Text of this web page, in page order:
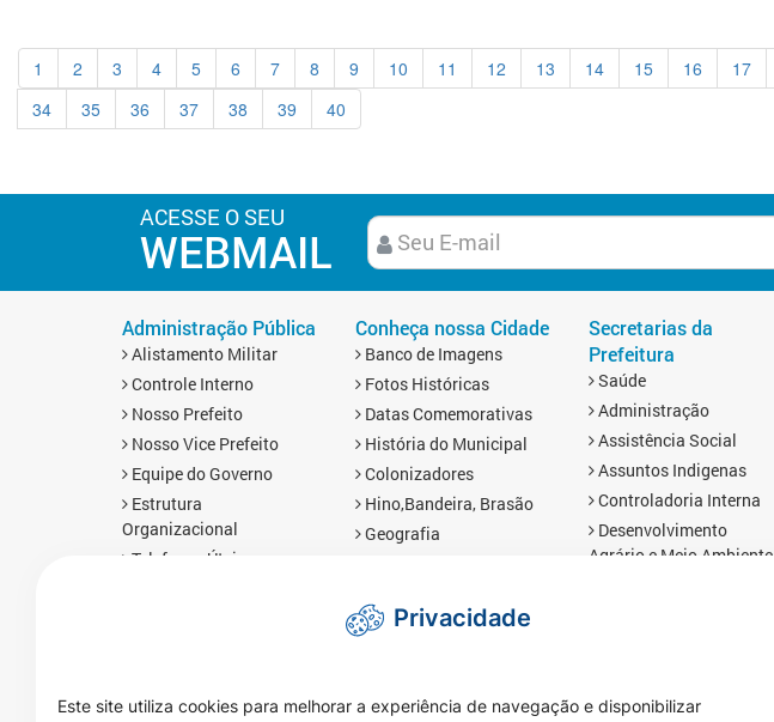
1 2 3 4 5 6 7 8 9 10 11 12 13 14 15 16 17
34
35 36 37 38 39 40
ACESSE O SEU
WEBMAIL
Administração Pública
Alistamento Militar
Controle Interno
Nosso Prefeito
Nosso Vice Prefeito
Equipe do Governo
Estrutura
Organizacional
Telefones Úteis
Notícias
Conheça nossa Cidade
Banco de Imagens
Fotos Históricas
Datas Comemorativas
História do Municipal
Colonizadores
Hino,Bandeira, Brasão
Geografia
Redes Sociais
Secretarias da
Prefeitura
Saúde
Administração
Assistência Social
Assuntos Indigenas
Controladoria Interna
Desenvolvimento
Agrário e Meio Ambiente
Infraestrutura
Privacidade
Este site utiliza cookies para melhorar a experiência de navegação e disponibilizar